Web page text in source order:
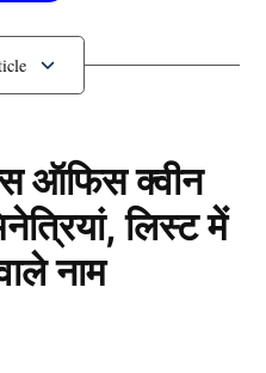
ईशान- अय्यर
ऑफिस क्वीन
लिस्ट में
नाम